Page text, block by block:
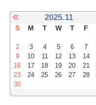
2025.11
S M T W T F
2
3 4 5 6 7
9
10 11 12 13 14
16
17 18 19 20 21
23
24 25 26 27 28
30